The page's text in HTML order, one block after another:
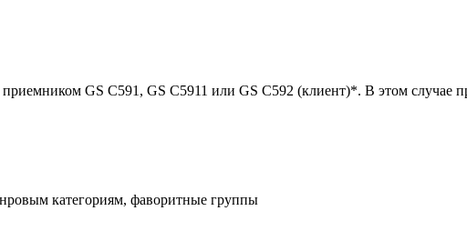
GS C591, GS C5911 или GS C592 (клиент)*. В этом случае
категориям, фаворитные группы